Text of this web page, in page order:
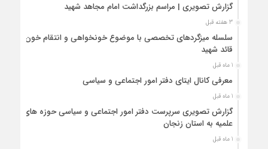
گزارش تصویری | مراسم بزرگداشت امام مجاهد شهید
3 هفته قبل
سلسله میزگردهای تخصصی با موضوع خونخواهی و انتقام خون
قائد شهید
1 ماه قبل
معرفی کانال ایتای دفتر امور اجتماعی و سیاسی
1 ماه قبل
گزارش تصویری سرپرست دفتر امور اجتماعی و سیاسی حوزه های
علمیه به استان زنجان
1 ماه قبل